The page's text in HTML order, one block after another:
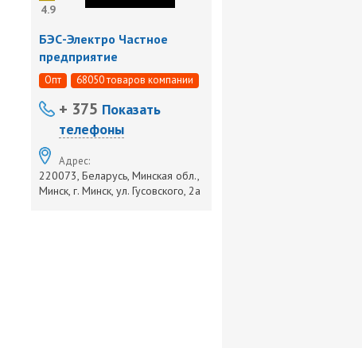
4.9
БЭС-Электро Частное
предприятие
Опт 68050 товаров компании
+ 375 Показать
телефоны
Адрес:
220073, Беларусь, Минская обл.,
Минск, г. Минск, ул. Гусовского, 2а